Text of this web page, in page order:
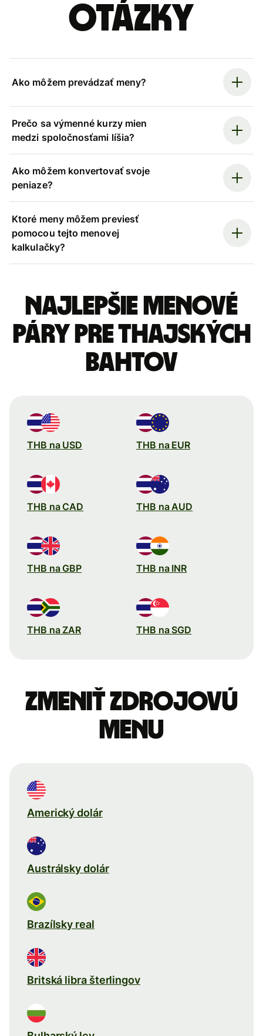
otázky
Ako môžem prevádzať meny?
Prečo sa výmenné kurzy mien
medzi spoločnosťami líšia?
Ako môžem konvertovať svoje
peniaze?
Ktoré meny môžem previesť
pomocou tejto menovej
kalkulačky?
Najlepšie menové
páry pre Thajských
bahtov
THB na USD THB na EUR
THB na CAD THB na AUD
THB na GBP THB na INR
THB na ZAR THB na SGD
Zmeniť zdrojovú
menu
Americký dolár
Austrálsky dolár
Brazílsky real
Britská libra šterlingov